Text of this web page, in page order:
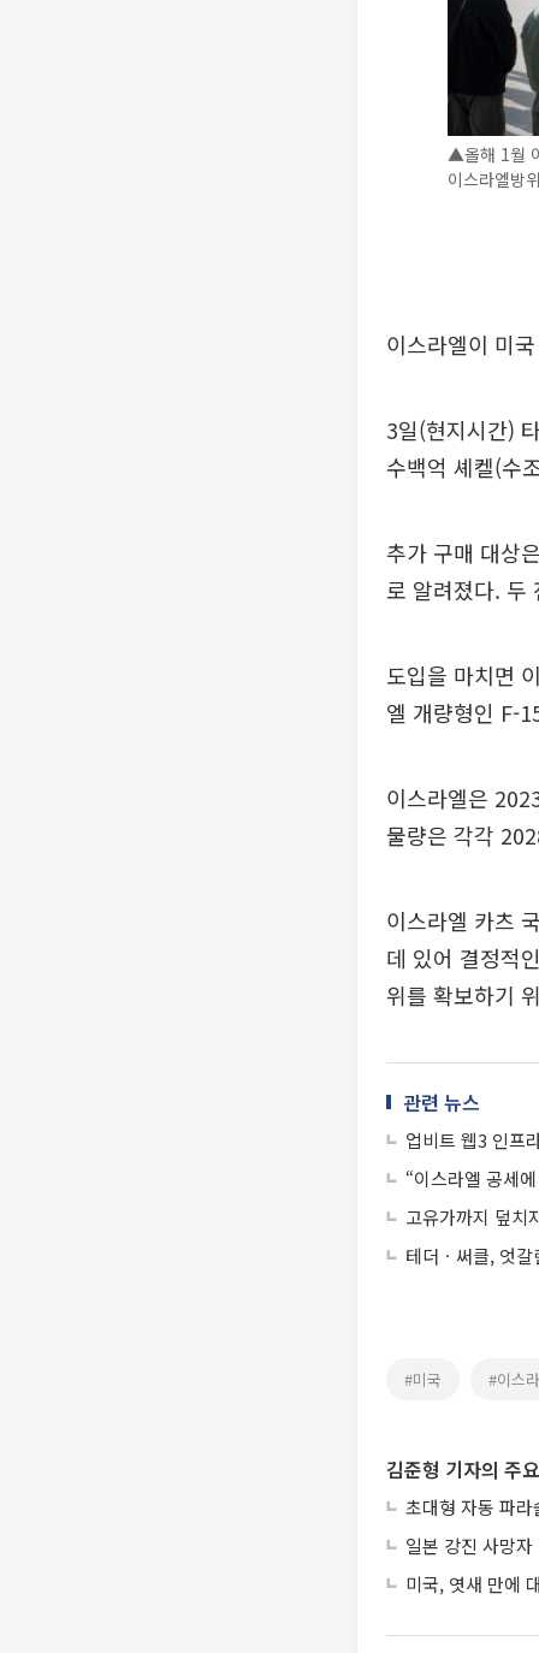
▲올해 1월
이스라엘방
이스라엘이 미
3일(현지시간)
수백억 셰켈(수
추가 구매 대상
로 알려졌다. 두
도입을 마치면
엘 개량형인 F-
이스라엘은
물량은 각각
이스라엘 카츠
데 있어 결정적
위를 확보하기
관련 뉴스
업비트 웹3 인프
“이스라엘 공세
고유가까지 덮치
테더ㆍ써클, 엇
#미국 #이스
김준형 기자의 주
초대형 자동 파
일본 강진 사망
미국, 엿새 만에